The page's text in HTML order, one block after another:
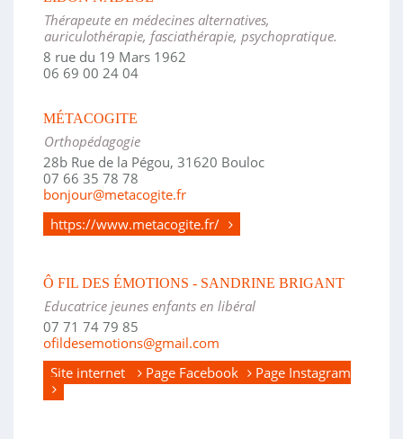
Thérapeute en médecines alternatives,
auriculothérapie, fasciathérapie, psychopratique.
8 rue du 19 Mars 1962
06 69 00 24 04
MÉTACOGITE
Orthopédagogie
28b Rue de la Pégou, 31620 Bouloc
07 66 35 78 78
bonjour@metacogite.fr
https://www.metacogite.fr/
Ô FIL DES ÉMOTIONS - SANDRINE BRIGANT
Educatrice jeunes enfants en libéral
07 71 74 79 85
ofildesemotions@gmail.com
Site internet
Page Facebook Page Instagram